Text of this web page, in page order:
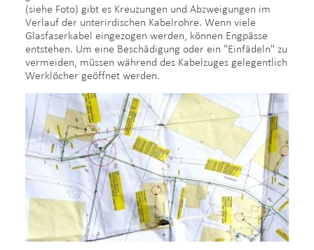
(siehe Foto) gibt es Kreuzungen und Abzweigungen im
Verlauf der unterirdischen Kabelrohre. Wenn viele
Glasfaserkabel eingezogen werden, können Engpässe
entstehen. Um eine Beschädigung oder ein "Einfädeln" zu
vermeiden, müssen während des Kabelzuges gelegentlich
Werklöcher geöffnet werden.